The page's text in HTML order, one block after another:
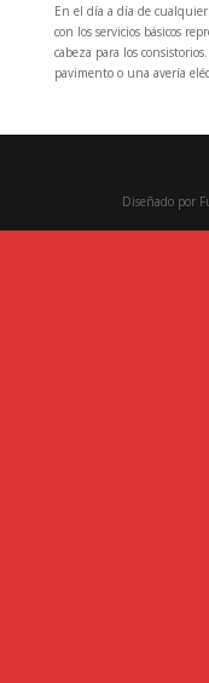
En el día a día de
con los servicios básicos
cabeza para los
pavimento o una avería
Diseñado por